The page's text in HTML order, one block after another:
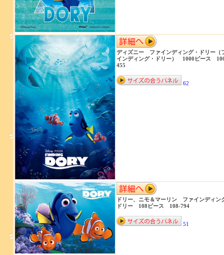
ディズニー ファインディング・ドリー（
インディング・ドリー） 1000ピース
455
62
ドリー、ニモ＆マーリン ファインディン
ドリー 108ピース 108-794
51